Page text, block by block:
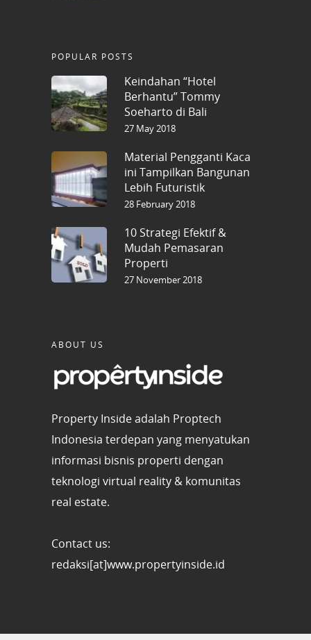
POPULAR POSTS
Keindahan “Hotel
Berhantu” Tommy
Soeharto di Bali
27 May 2018
Material Pengganti Kaca
ini Tampilkan Bangunan
Lebih Futuristik
28 February 2018
10 Strategi Efektif &
Mudah Pemasaran
Properti
27 November 2018
ABOUT US
Property Inside adalah Proptech
Indonesia terdepan yang menyatukan
informasi bisnis properti dengan
teknologi virtual reality & komunitas
real estate.
Contact us:
redaksi[at]www.propertyinside.id